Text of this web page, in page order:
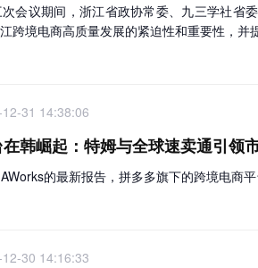
会议期间，浙江省政协常委、九三学社省
跨境电商高质量发展的紧迫性和重要性，并
31 14:38:06
韩崛起：特姆与全球速卖通引领
的最新报告，拼多多旗下的跨境电商
30 14:16:33